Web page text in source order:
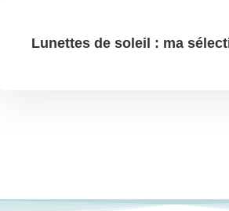
Lunettes de soleil : ma